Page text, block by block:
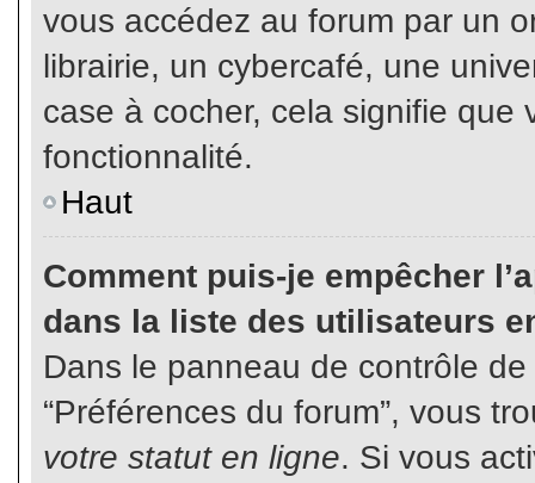
vous accédez au forum par un
librairie, un cybercafé, une
case à cocher, cela signifie que
fonctionnalité.
Haut
Comment puis-je empêcher
dans la liste des utilisateurs
Dans le panneau de contrôle
“Préférences du forum”, vous
votre statut en ligne. Si vous